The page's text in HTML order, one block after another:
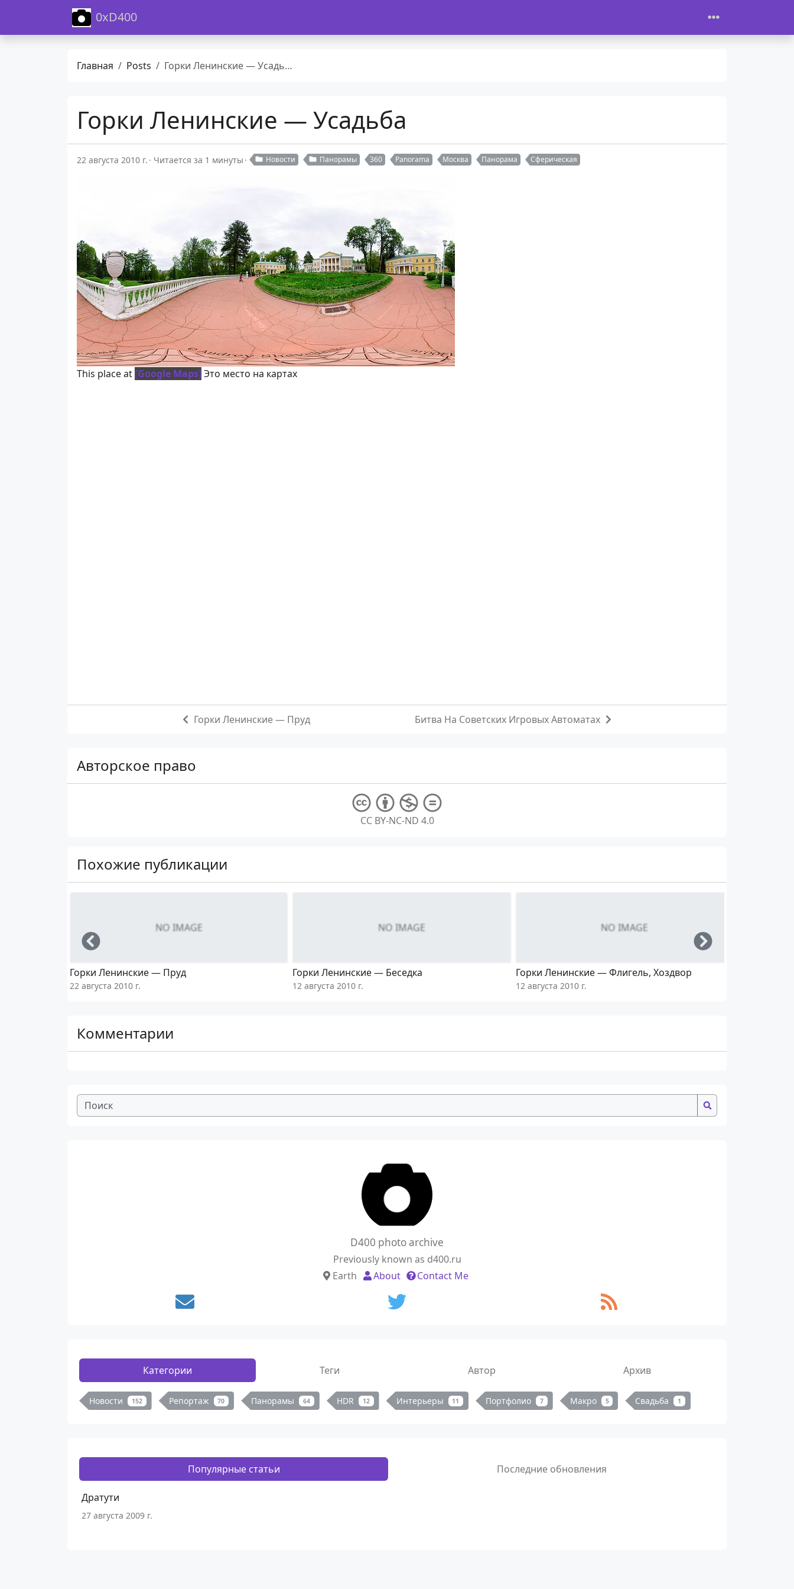
0xD400
Главная Posts Горки Ленинские — Усадьба
Горки Ленинские — Усадьба
22 августа 2010 г. Читается за 1 минуты Новости Панорамы 360 Panorama Москва Панорама Сферическая
This place at [Google Maps] Это место на картах
Горки Ленинские — Пруд Битва На Советских Игровых Автоматах
Авторское право
CC BY-NC-ND 4.0
Похожие публикации
NO IMAGE
Горки Ленинские — Пруд
22 августа 2010 г.
NO IMAGE
Горки Ленинские — Беседка
12 августа 2010 г.
NO IMAGE
Горки Ленинские — Флигель, Хоздвор
12 августа 2010 г.
Left Right
Комментарии
D400 photo archive
Previously known as d400.ru
Earth
About Contact Me
Категории Теги Автор Архив
Новости 152 Репортаж 70 Панорамы 64 HDR 12 Интерьеры 11 Портфолио 7 Макро 5 Свадьба 1
Популярные статьи Последние обновления
Дратути
27 августа 2009 г.